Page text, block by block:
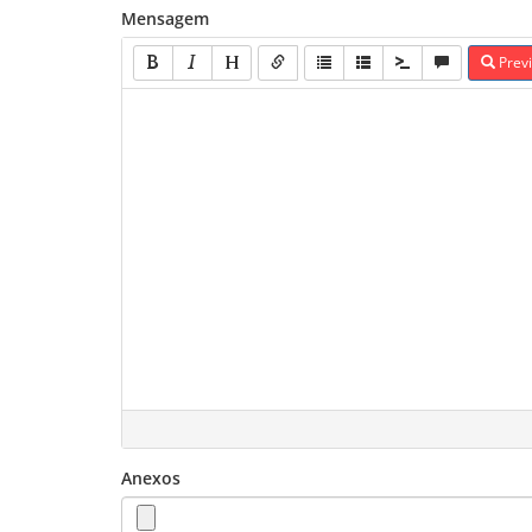
Mensagem
Anexos